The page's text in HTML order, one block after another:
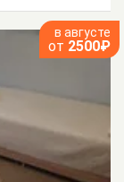
в августе
от 2500₽